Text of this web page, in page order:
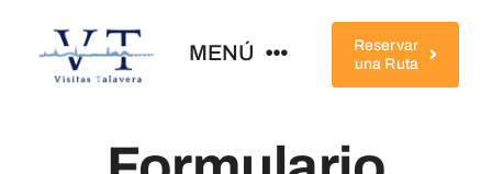
contenido
MENÚ
Reservar
una Ruta